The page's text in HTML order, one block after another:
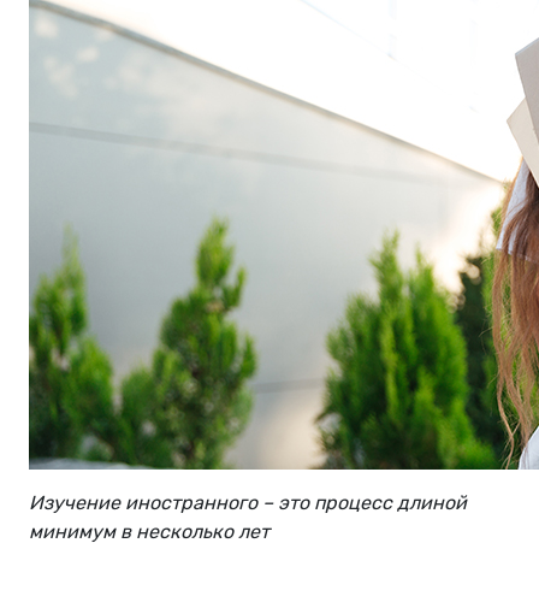
Изучение иностранного – это процесс длиной
минимум в несколько лет